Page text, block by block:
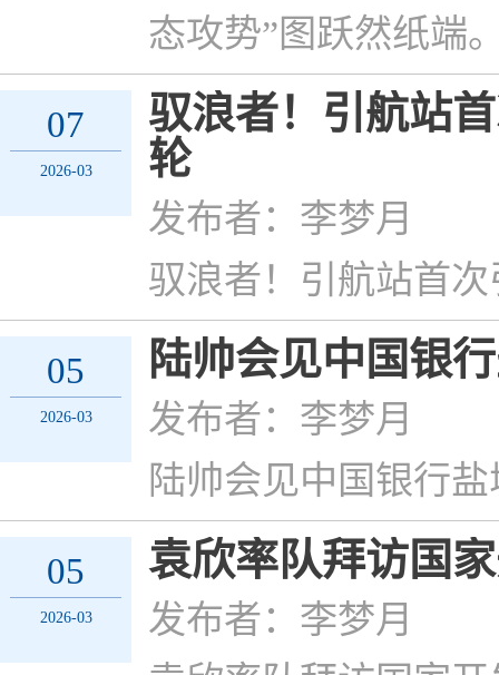
态攻势”图跃然纸端
07
2026-03
驭浪者！引航站
轮
发布者：李梦月
驭浪者！引航站首
05
2026-03
陆帅会见中国银
发布者：李梦月
陆帅会见中国银行
05
2026-03
袁欣率队拜访国
发布者：李梦月